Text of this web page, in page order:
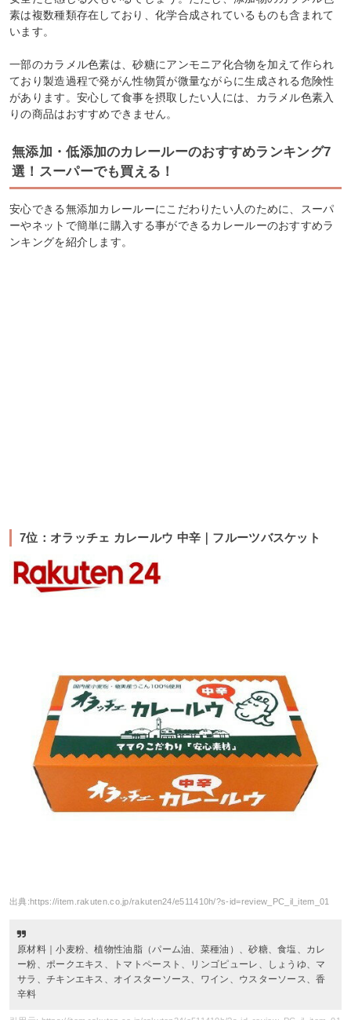
素は複数種類存在しており、化学合成されているものも含まれて
います。
一部のカラメル色素は、砂糖にアンモニア化合物を加えて作られ
ており製造過程で発がん性物質が微量ながらに生成される危険性
があります。安心して食事を摂取したい人には、カラメル色素入
りの商品はおすすめできません。
無添加・低添加のカレールーのおすすめランキング7
選！スーパーでも買える！
安心できる無添加カレールーにこだわりたい人のために、スーパ
ーやネットで簡単に購入する事ができるカレールーのおすすめラ
ンキングを紹介します。
7位：オラッチェ カレールウ 中辛｜フルーツバスケット
出典: https://item.rakuten.co.jp/rakuten24/e511410h/?s-id=review_PC_il_item_01
原材料｜小麦粉、植物性油脂（パーム油、菜種油）、砂糖、食塩、カレ
ー粉、ポークエキス、トマトペースト、リンゴピューレ、しょうゆ、マ
サラ、チキンエキス、オイスターソース、ワイン、ウスターソース、香
辛料